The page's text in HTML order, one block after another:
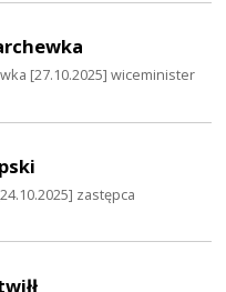
[27.10.2025] wiceminister
zastępca